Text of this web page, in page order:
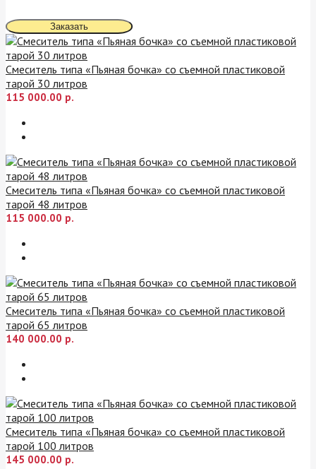
Заказать
Смеситель типа «Пьяная бочка» со съемной пластиковой
тарой 30 литров
115 000.00 р.
Смеситель типа «Пьяная бочка» со съемной пластиковой
тарой 48 литров
115 000.00 р.
Смеситель типа «Пьяная бочка» со съемной пластиковой
тарой 65 литров
140 000.00 р.
Смеситель типа «Пьяная бочка» со съемной пластиковой
тарой 100 литров
145 000.00 р.